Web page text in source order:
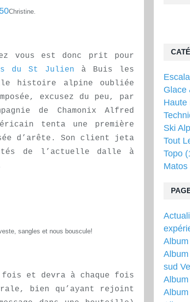
Christine.
vous est donc prit pour
du St Julien à Buis les
histoire alpine oubliée
excusez du peu, par
de Chamonix Alfred
tenta une première
d’arête. Son client jeta
de l’actuelle dalle à
sangles et nous bouscule!
et devra à chaque fois
bien qu’ayant rejoint
sud
Glace
Haute
Ski
Tout
Topo
Matos